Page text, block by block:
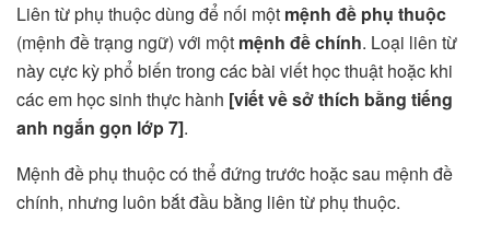
Liên từ phụ thuộc dùng để nối một mệnh đề phụ thuộc
(mệnh đề trạng ngữ) với một mệnh đề chính. Loại liên từ
này cực kỳ phổ biến trong các bài viết học thuật hoặc khi
các em học sinh thực hành [viết về sở thích bằng tiếng
anh ngắn gọn lớp 7].
Mệnh đề phụ thuộc có thể đứng trước hoặc sau mệnh đề
chính, nhưng luôn bắt đầu bằng liên từ phụ thuộc.